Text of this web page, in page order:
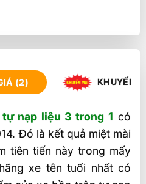
(2) KHUYẾN
nạp liệu 3 trong 1 có
Đó là kết quả miệt mài
tiên tiến này trong mấy
xe tên tuổi nhất có